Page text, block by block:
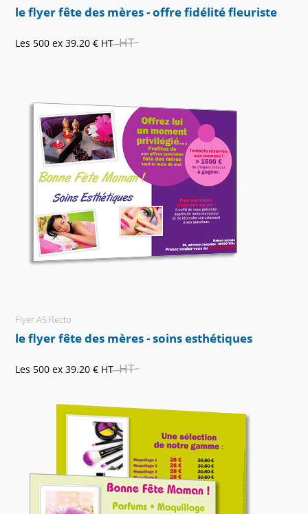
le flyer fête des mères - offre fidélité fleuriste
Les 500 ex 39.20 € HT HT
Flyer A5 Recto
le flyer fête des mères - soins esthétiques
Les 500 ex 39.20 € HT HT